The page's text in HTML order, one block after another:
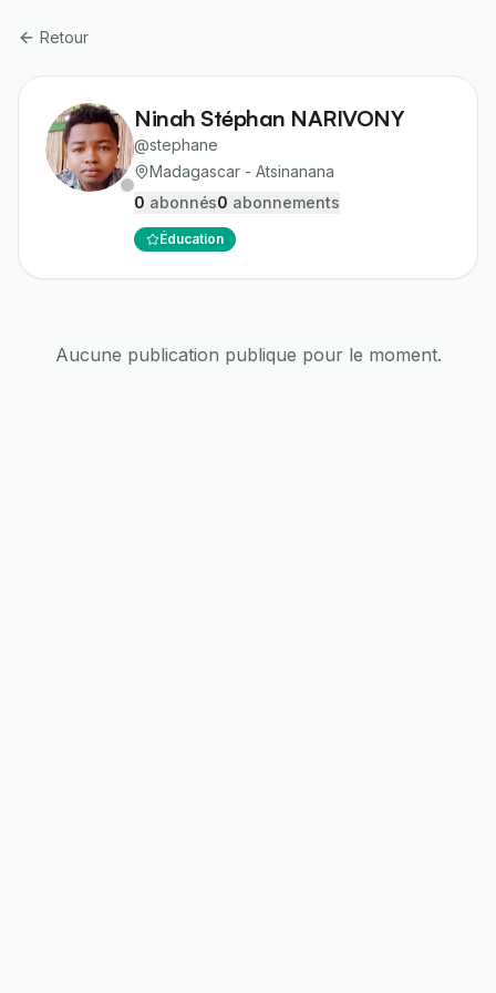
Retour
Ninah Stéphan NARIVONY
@stephane
Madagascar - Atsinanana
0 abonnés0 abonnements
Éducation
Aucune publication publique pour le moment.